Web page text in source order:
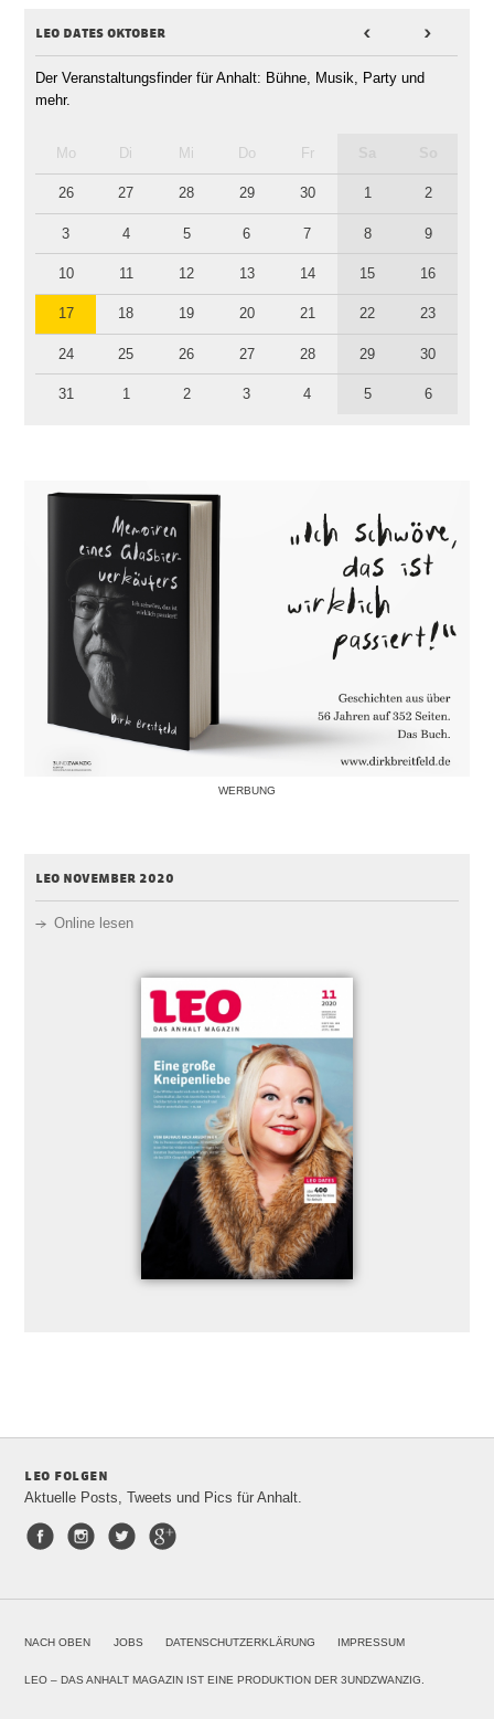
leo dates oktober < >
Der Veranstaltungsfinder für Anhalt: Bühne, Musik, Party und
mehr.
Mo Di Mi Do Fr
26 27 28 29 30 1 2
3 4 5 6 7 8 9
10 11 12 13 14 15 16
17 18 19 20 21 22 23
24 25 26 27 28 29 30
31 1 2 3 4 5 6
WERBUNG
leo november 2020
Online lesen
leo folgen
Aktuelle Posts, Tweets und Pics für Anhalt.
FacebookInstagram
Twitter
NACH OBEN JOBS DATENSCHUTZERKLÄRUNG IMPRESSUM
LEO – DAS ANHALT MAGAZIN IST EINE PRODUKTION DER 3UNDZWANZIG.